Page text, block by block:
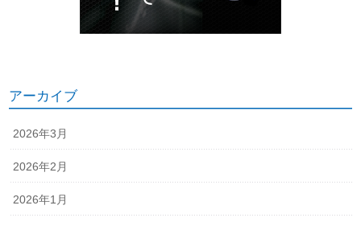
アーカイブ
2026年3月
2026年2月
2026年1月